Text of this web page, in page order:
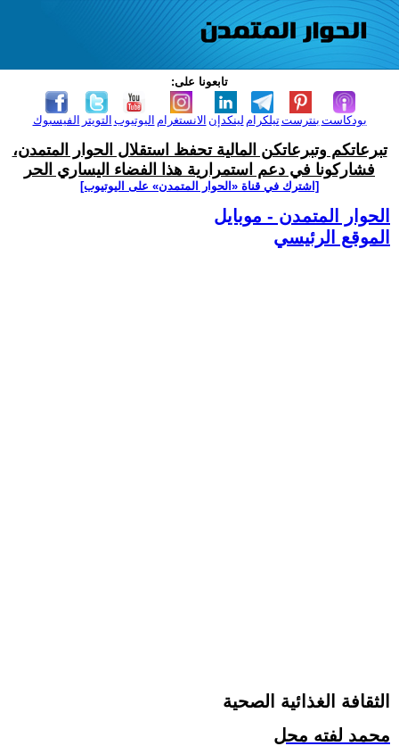
تابعونا على:
الفيسبوك التويتر اليوتيوب الانستغرام لينكدإن تيلكرامبنترست بودكاست
تبرعاتكم وتبرعاتكن المالية تحفظ استقلال الحوار المتمدن،
فشاركونا في دعم استمرارية هذا الفضاء اليساري الحر
[اشترك في قناة ‫«الحوار المتمدن» على اليوتيوب]
الحوار المتمدن - موبايل
الموقع الرئيسي
الثقافة الغذائية الصحية
محمد لفته محل